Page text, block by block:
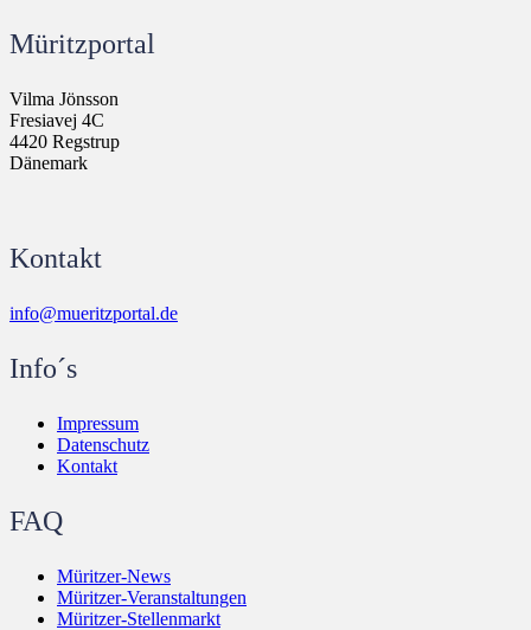
Müritzportal
Vilma Jönsson
Fresiavej 4C
4420 Regstrup
Dänemark
Kontakt
info@mueritzportal.de
Info´s
Impressum
Datenschutz
Kontakt
FAQ
Müritzer-News
Müritzer-Veranstaltungen
Müritzer-Stellenmarkt